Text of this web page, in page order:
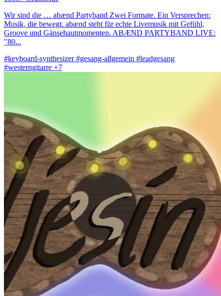
Wir sind die … abænd Partyband Zwei Formate. Ein Versprechen:
Musik, die bewegt. abænd steht für echte Livemusik mit Gefühl,
Groove und Gänsehautmomenten. ABÆND PARTYBAND LIVE:
"80...
#keyboard-synthesizer #gesang-allgemein #leadgesang
#westerngitarre +7